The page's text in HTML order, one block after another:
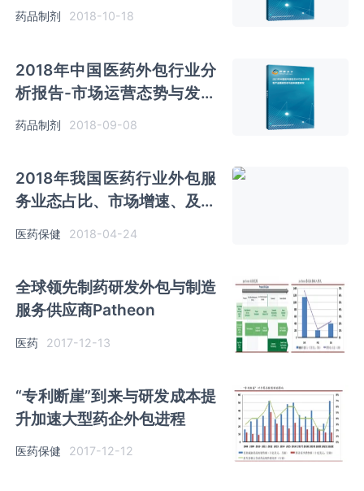
趋势研究
药品制剂 2018-10-18
2018年中国医药外包行业分
析报告-市场运营态势与发展
趋势预测
药品制剂 2018-09-08
2018年我国医药行业外包服
务业态占比、市场增速、及规
模分析（图）
医药保健 2018-04-24
全球领先制药研发外包与制造
服务供应商Patheon
医药 2017-12-13
“专利断崖”到来与研发成本提
升加速大型药企外包进程
医药保健 2017-12-12